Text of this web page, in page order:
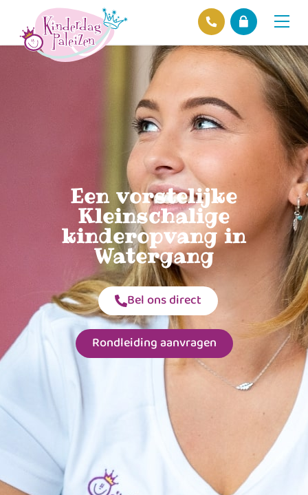
Een vorstelijke
Kleinschalige
kinderopvang in
Watergang
Bel ons direct
Rondleiding aanvragen